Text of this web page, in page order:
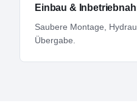
Einbau &
Saubere Montage,
Übergabe.